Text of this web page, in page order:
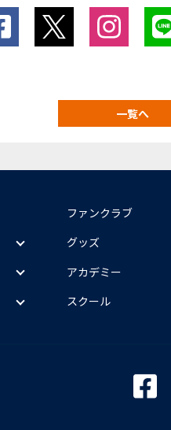
一覧へ
ファンクラブ
グッズ
アカデミー
スクール